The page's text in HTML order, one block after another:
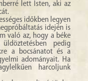
lett Isten, aki az
időkben legyen
idején is
való az, hogy a béke
pedig
a bocsánatot és a
adományait. Ha
harcoljunk